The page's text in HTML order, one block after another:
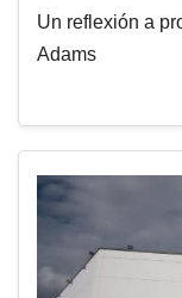
Un reflexión a
Adams